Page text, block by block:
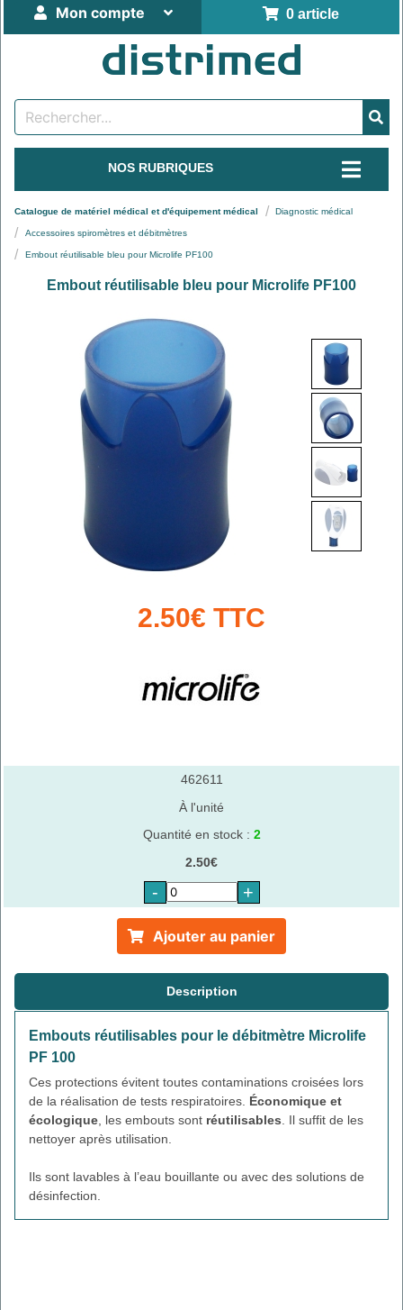
0 article
Mon compte
NOS RUBRIQUES
Catalogue de matériel médical et d'équipement médical Diagnostic médical
Accessoires spiromètres et débitmètres
Embout réutilisable bleu pour Microlife PF100
Embout réutilisable bleu pour Microlife PF100
2.50€ TTC
462611
À l'unité
Quantité en stock : 2
2.50€
- +
Ajouter au panier
Description
Embouts réutilisables pour le débitmètre Microlife
PF 100
Ces protections évitent toutes contaminations croisées lors
de la réalisation de tests respiratoires. Économique et
écologique, les embouts sont réutilisables. Il suffit de les
nettoyer après utilisation.
Ils sont lavables à l’eau bouillante ou avec des solutions de
désinfection.